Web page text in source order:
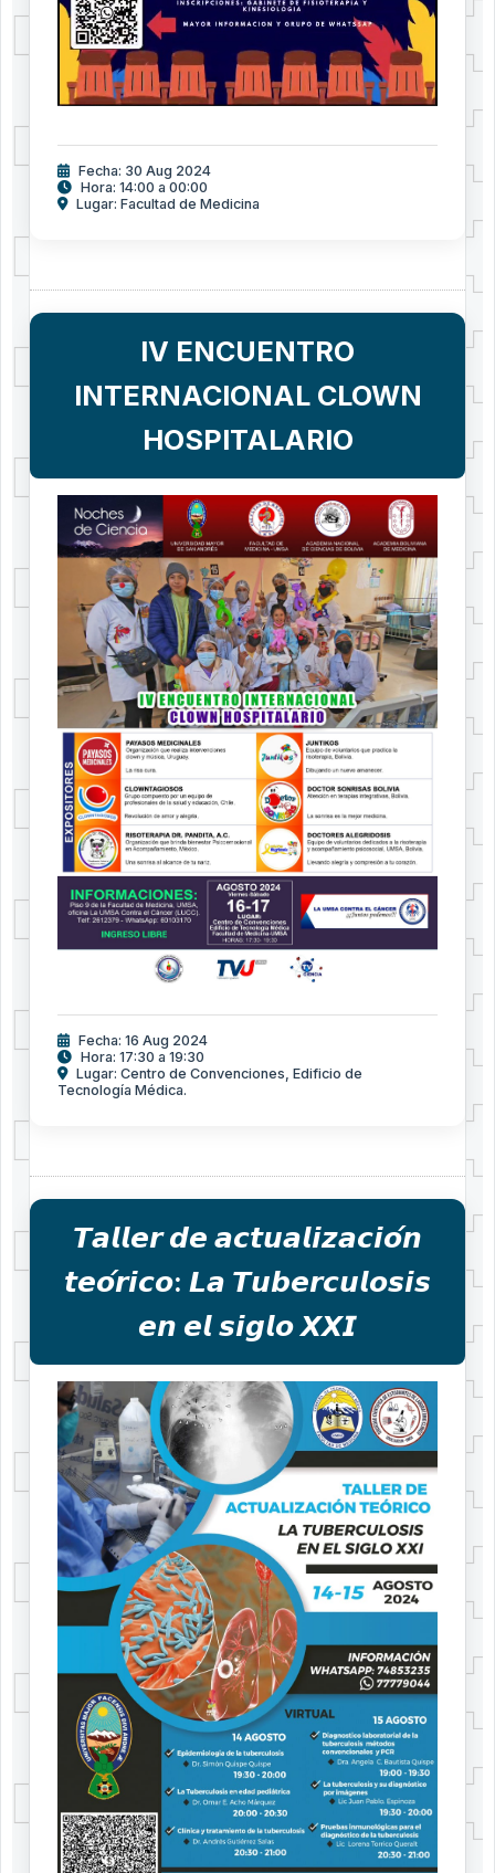
Fecha: 30 Aug 2024
Hora: 14:00 a 00:00
Lugar: Facultad de Medicina
IV ENCUENTRO
INTERNACIONAL CLOWN
HOSPITALARIO
Fecha: 16 Aug 2024
Hora: 17:30 a 19:30
Lugar: Centro de Convenciones, Edificio de
Tecnología Médica.
𝙏𝙖𝙡𝙡𝙚𝙧 𝙙𝙚 𝙖𝙘𝙩𝙪𝙖𝙡𝙞𝙯𝙖𝙘𝙞𝙤́𝙣
𝙩𝙚𝙤́𝙧𝙞𝙘𝙤: 𝙇𝙖 𝙏𝙪𝙗𝙚𝙧𝙘𝙪𝙡𝙤𝙨𝙞𝙨
𝙚𝙣 𝙚𝙡 𝙨𝙞𝙜𝙡𝙤 𝙓𝙓𝙄